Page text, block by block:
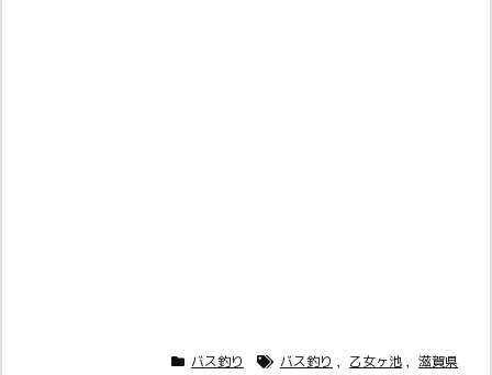
バス釣り バス釣り , 乙女ヶ池 , 滋賀県